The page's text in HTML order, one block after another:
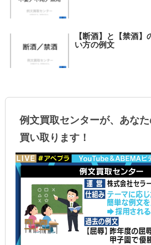
【断酒】と【禁酒
い方の例文
例文買取センターが、あな
買い取ります！